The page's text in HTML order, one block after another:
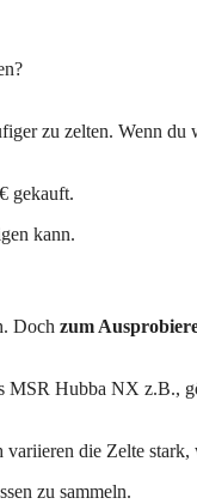
zu zelten. Wenn
gekauft.
kann.
Doch zum
MSR Hubba NX z.B.,
variieren die Zelte stark,
zu sammeln.